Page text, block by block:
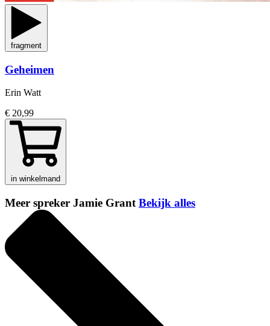
fragment
Geheimen
Erin Watt
€ 20,99
in winkelmand
Meer spreker Jamie Grant Bekijk alles